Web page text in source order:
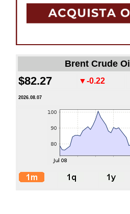
Brent Crude Oil
$82.27 ▼-0.22
2026.08.07